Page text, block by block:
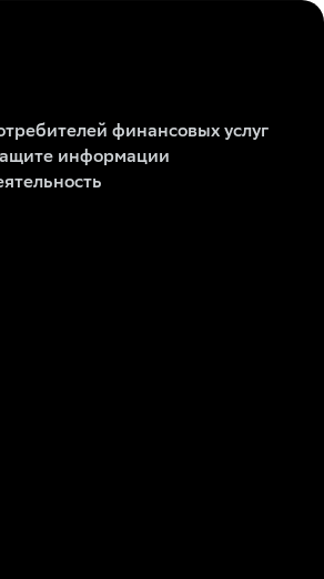
финансовых услуг
информации